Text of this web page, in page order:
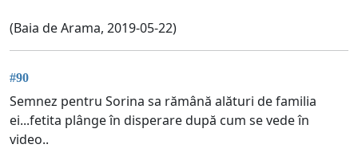
(Baia de Arama, 2019-05-22)
#90
Semnez pentru Sorina sa rămână alături de familia
ei...fetita plânge în disperare după cum se vede în
video..